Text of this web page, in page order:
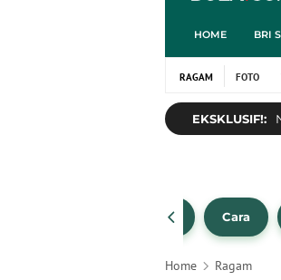
HOME BRI
RAGAM FOTO
EKSKLUSIF!:
Bola Beli Cara
Home Ragam